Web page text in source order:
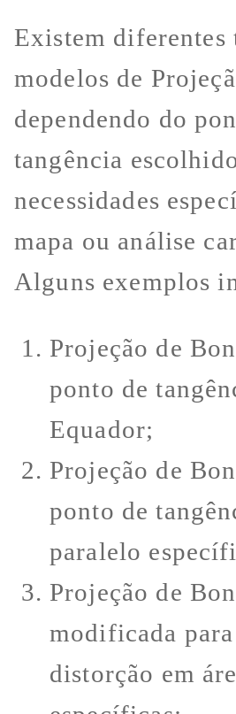
Existem diferentes
modelos de
dependendo do
tangência
necessidades
mapa ou análise
Alguns exemplos
Projeção de
ponto de
Equador;
Projeção de
ponto de
paralelo
Projeção de
modificada
distorção em